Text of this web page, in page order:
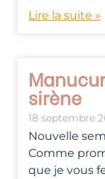
Lire la suite »
sirène
18 septembre
Nouvelle
Comme
que je vous